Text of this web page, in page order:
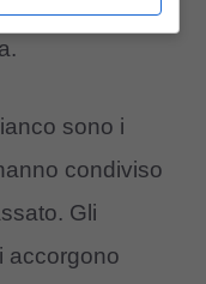
l’unico che
sono i
condiviso
Gli
accorgono